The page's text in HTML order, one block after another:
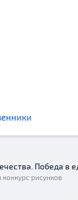
Победа в
рисунков